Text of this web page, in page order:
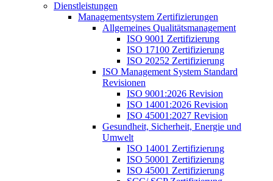
Dienstleistungen
Managementsystem Zertifizierungen
Allgemeines Qualitätsmanagement
ISO 9001 Zertifizierung
ISO 17100 Zertifizierung
ISO 20252 Zertifizierung
ISO Management System Standard
Revisionen
ISO 9001:2026 Revision
ISO 14001:2026 Revision
ISO 45001:2027 Revision
Gesundheit, Sicherheit, Energie und
Umwelt
ISO 14001 Zertifizierung
ISO 50001 Zertifizierung
ISO 45001 Zertifizierung